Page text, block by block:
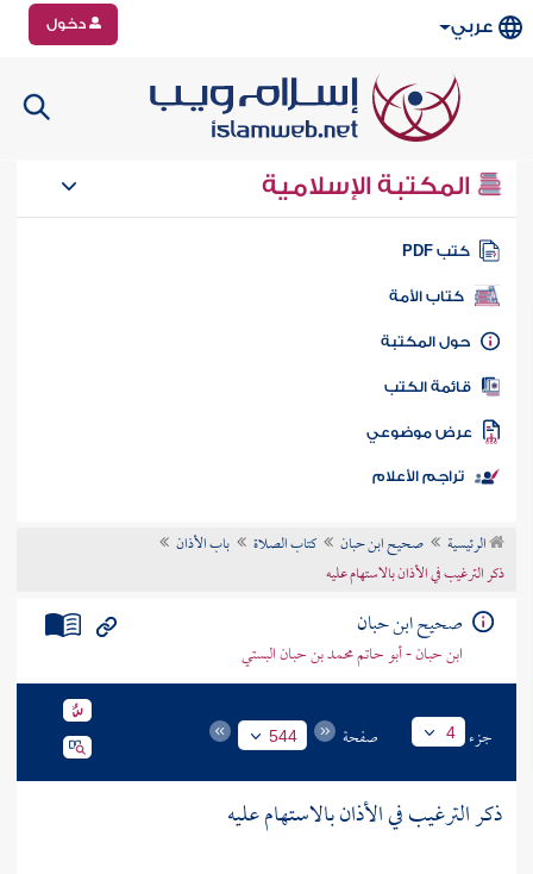
عربي دخول
المكتبة الإسلامية
كتب PDF
كتاب الأمة
المكتبة
الكتب
موضوعي
تراجم الأعلام
الرئيسية صحيح ابن حبان كتاب الصلاة
باب الأذان
ذكر الترغيب في الأذان بالاستهام عليه
صحيح ابن حبان
ابن حبان - أبو حاتم محمد بن حبان البستي
جزء 4 صفحة 544
ذكر الترغيب في الأذان بالاستهام عليه